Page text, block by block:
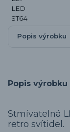
Popis výrobku
Popis výrobku
Stmívatelná
retro svítidel.